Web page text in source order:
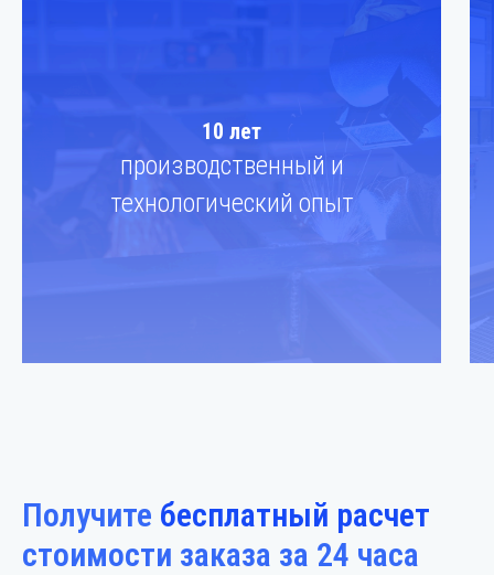
10 лет
производственный и
технологический опыт
Получите бесплатный расчет
стоимости заказа за 24 часа